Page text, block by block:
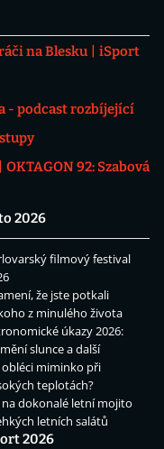
na Blesku
iSport
- podcast rozbíjející
OKTAGON 92: Szabová
2026
filmový festival
že jste potkali
z minulého života
úkazy 2026:
slunce a další
obléci miminko při
teplotách?
na dokonalé letní mojito
letních salátů
2026